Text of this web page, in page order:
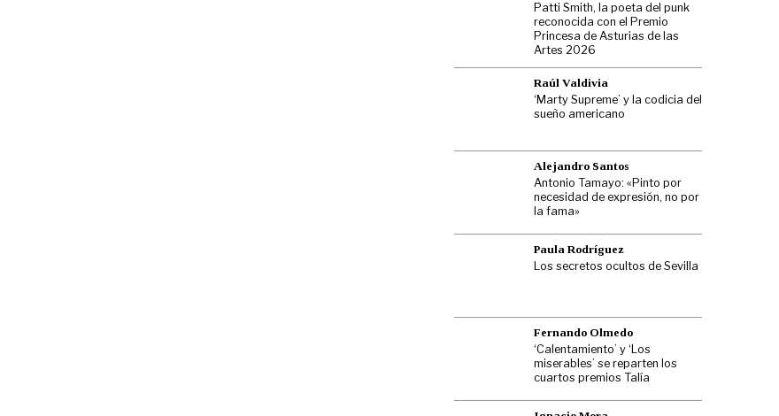
Patti Smith, la poeta del punk
reconocida con el Premio
Princesa de Asturias de las
Artes 2026
Raúl Valdivia
‘Marty Supreme’ y la codicia del
sueño americano
Alejandro Santos
Antonio Tamayo: «Pinto por
necesidad de expresión, no por
la fama»
Paula Rodríguez
Los secretos ocultos de Sevilla
Fernando Olmedo
‘Calentamiento’ y ‘Los
miserables’ se reparten los
cuartos premios Talía